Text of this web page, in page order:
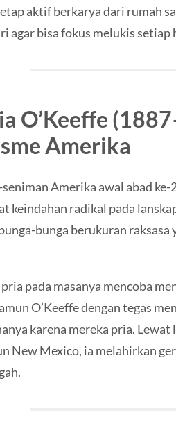
aktif berkarya dari rumah
agar bisa fokus melukis setiap
O’Keeffe
Amerika
Amerika awal abad ke-
keindahan radikal pada
bunga berukuran raksasa
pada masanya mencoba
O’Keeffe dengan tegas
karena mereka pria.
New Mexico, ia melahirkan